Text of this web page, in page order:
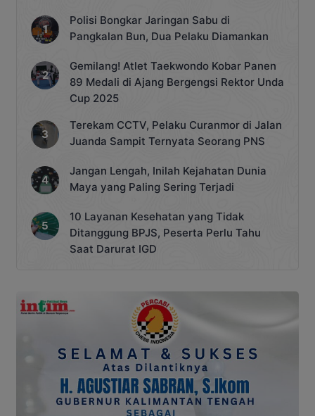
Polisi Bongkar Jaringan Sabu di
Pangkalan Bun, Dua Pelaku Diamankan
Gemilang! Atlet Taekwondo Kobar Panen
89 Medali di Ajang Bergengsi Rektor Unda
Cup 2025
Terekam CCTV, Pelaku Curanmor di Jalan
Juanda Sampit Ternyata Seorang PNS
Jangan Lengah, Inilah Kejahatan Dunia
Maya yang Paling Sering Terjadi
10 Layanan Kesehatan yang Tidak
Ditanggung BPJS, Peserta Perlu Tahu
Saat Darurat IGD